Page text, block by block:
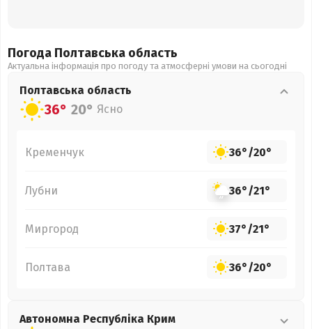
Погода Полтавська область
Актуальна інформація про погоду та атмосферні умови на сьогодні
Полтавська область
36° 20° Ясно
Кременчук 36°/20°
Лубни 36°/21°
Миргород 37°/21°
Полтава 36°/20°
Автономна Республіка Крим